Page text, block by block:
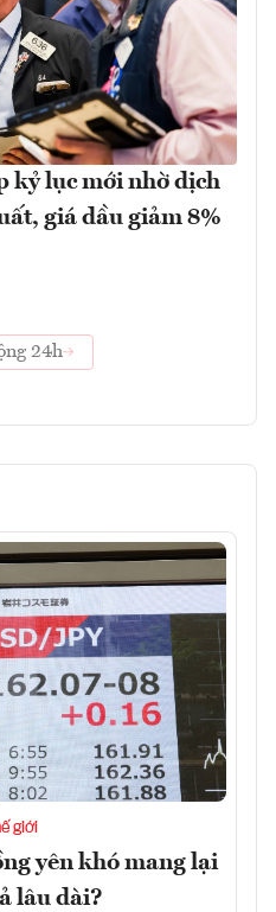
kỷ lục mới nhờ dịch
giá dầu giảm 8%
24h
giới
yên khó mang lại
lâu dài?